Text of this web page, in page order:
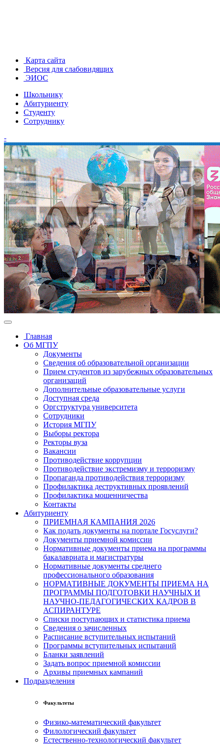
Карта сайта
Версия для слабовидящих
ЭИОС
Школьнику
Абитуриенту
Студенту
Сотруднику
-
Главная
Об МГПУ
Документы
Сведения об образовательной организации
Прием студентов из зарубежных образовательных
организаций
Дополнительные образовательные услуги
Доступная среда
Оргструктура университета
Сотрудники
История МГПУ
Выборы ректора
Ректоры вуза
Вакансии
Противодействие коррупции
Противодействие экстремизму и терроризму
Пропаганда противодействия терроризму
Профилактика деструктивных проявлений
Профилактика мошенничества
Контакты
Абитуриенту
ПРИЕМНАЯ КАМПАНИЯ 2026
Как подать документы на портале Госуслуги?
Документы приемной комиссии
Нормативные документы приема на программы
бакалавриата и магистратуры
Нормативные документы среднего
профессионального образования
НОРМАТИВНЫЕ ДОКУМЕНТЫ ПРИЕМА НА
ПРОГРАММЫ ПОДГОТОВКИ НАУЧНЫХ И
НАУЧНО-ПЕДАГОГИЧЕСКИХ КАДРОВ В
АСПИРАНТУРЕ
Списки поступающих и статистика приема
Сведения о зачисленных
Расписание вступительных испытаний
Программы вступительных испытаний
Бланки заявлений
Задать вопрос приемной комиссии
Архивы приемных кампаний
Подразделения
Факультеты
Физико-математический факультет
Филологический факультет
Естественно-технологический факультет